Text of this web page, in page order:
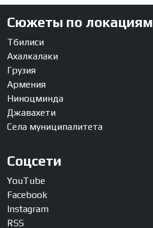
Сюжеты по локациям
Тбилиси
Ахалкалаки
Грузия
Армения
Ниноцминда
Джавахети
Села муниципалитета
Соцсети
YouTube
Facebook
Instagram
RSS